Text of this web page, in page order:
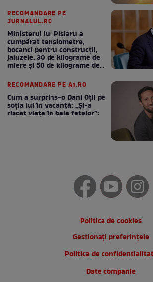
RECOMANDARE PE
JURNALUL.RO
Ministerul lui Pîslaru a
cumpărat tensiometre,
bocanci pentru construcții,
jaluzele, 30 de kilograme de
miere și 50 de kilograme de
RECOMANDARE PE A1.RO
Cum a surprins-o Dani Oțil pe
soția lui în vacanță: „Și-a
riscat viața în baia fetelor”:
Politica de cookies
Gestionați preferințele
Politica de
Date companie